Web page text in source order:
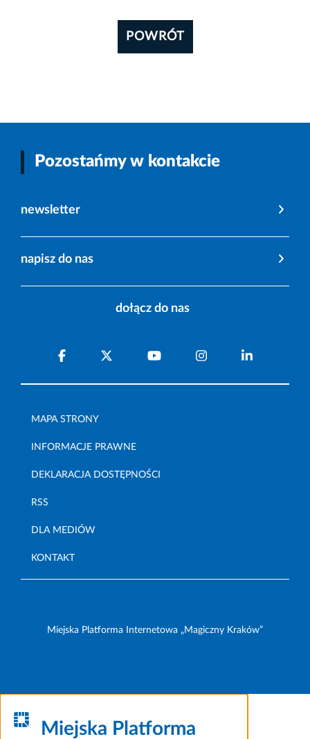
POWRÓT
Pozostańmy w kontakcie
newsletter
napisz do nas
dołącz do nas
MAPA STRONY
INFORMACJE PRAWNE
DEKLARACJA DOSTĘPNOŚCI
RSS
DLA MEDIÓW
KONTAKT
Miejska Platforma Internetowa „Magiczny Kraków”
Miejska Platforma